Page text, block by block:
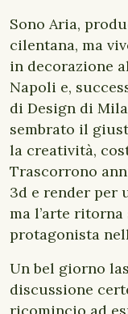
Sono Aria,
cilentana, ma
in decorazione
Napoli e,
di Design di
sembrato il
la creatività,
Trascorrono
3d e render per
ma l’arte
protagonista
Un bel giorno
discussione